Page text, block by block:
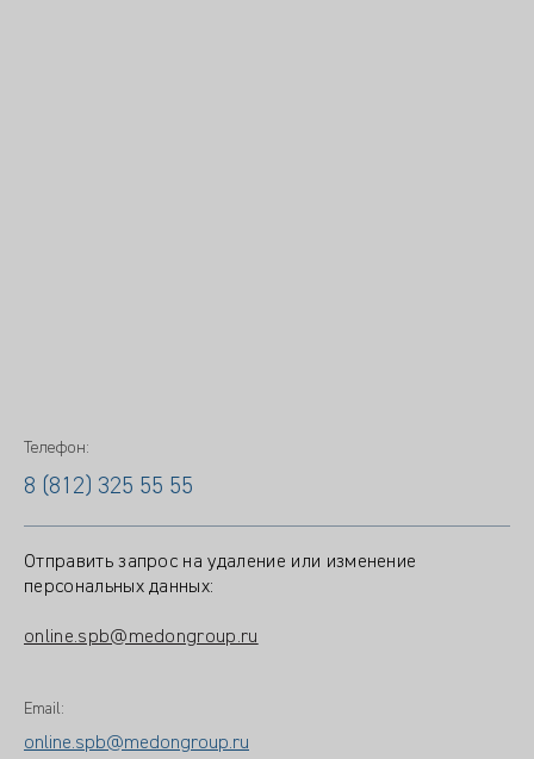
Телефон:
8 (812) 325 55 55
Отправить запрос на удаление или изменение
персональных данных:
online.spb@medongroup.ru
Email:
online.spb@medongroup.ru